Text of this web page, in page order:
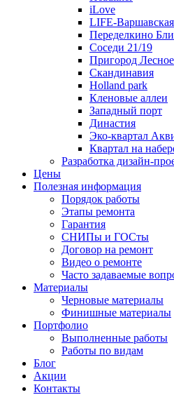
iLove
LIFE-Варшавская
Переделкино
Соседи 21/19
Пригород Лесное
Скандинавия
Holland park
Кленовые аллеи
Западный порт
Династия
Эко-квартал
Квартал на
Разработка дизайн-
Цены
Полезная информация
Порядок работы
Этапы ремонта
Гарантия
СНИПы и ГОСты
Договор на ремонт
Видео о ремонте
Часто задаваемые
Материалы
Черновые материалы
Финишные материалы
Портфолио
Выполненные работы
Работы по видам
Блог
Акции
Контакты